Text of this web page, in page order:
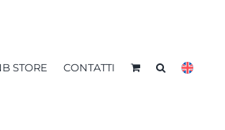
STORE CONTATTI